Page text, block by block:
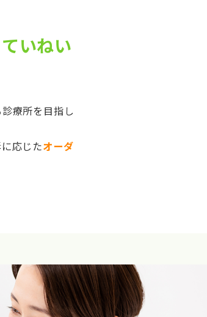
いねい
療所を目指し
応じたオーダ